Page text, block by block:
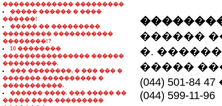
������������� ���������
����� ������ � ����
������!
����� �� ���������
��������� �����������
��������!?
10 ��������
���������������� ������
����������.
��� ��������, � ��� ��� �
������� ���������� �
�����������.
������ ����. ��� ����� ��
����� ���� ���������
������ ��
�.
�����
(044) 501-84
(044) 599-11-96